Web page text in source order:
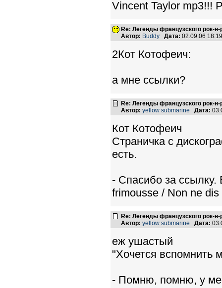
Vincent Taylor mp3!!!
Re: Легенды французского рок-
Автор: Buddy Дата: 02.09.06
2Кот Котофеич:
а мне ссылки?
Re: Легенды французского рок-
Автор: yellow submarine Дата:
Кот Котофеич
Страничка с
есть.
- Спасибо за ссылку.
frimousse / Non ne
Re: Легенды французского рок-
Автор: yellow submarine Дата:
еж ушастый
"Хочется вспомнить
- Помню, помню, у